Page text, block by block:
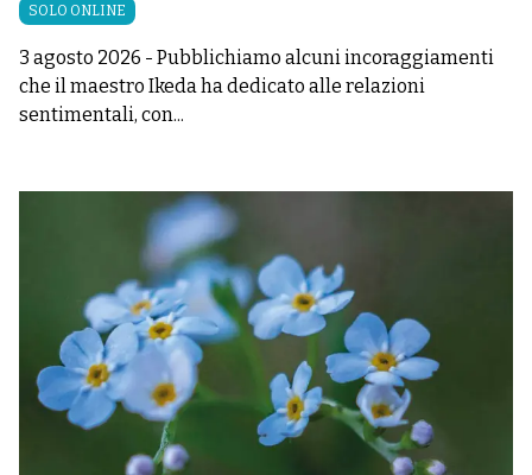
SOLO ONLINE
3 agosto 2026 - Pubblichiamo alcuni incoraggiamenti
che il maestro Ikeda ha dedicato alle relazioni
sentimentali, con...